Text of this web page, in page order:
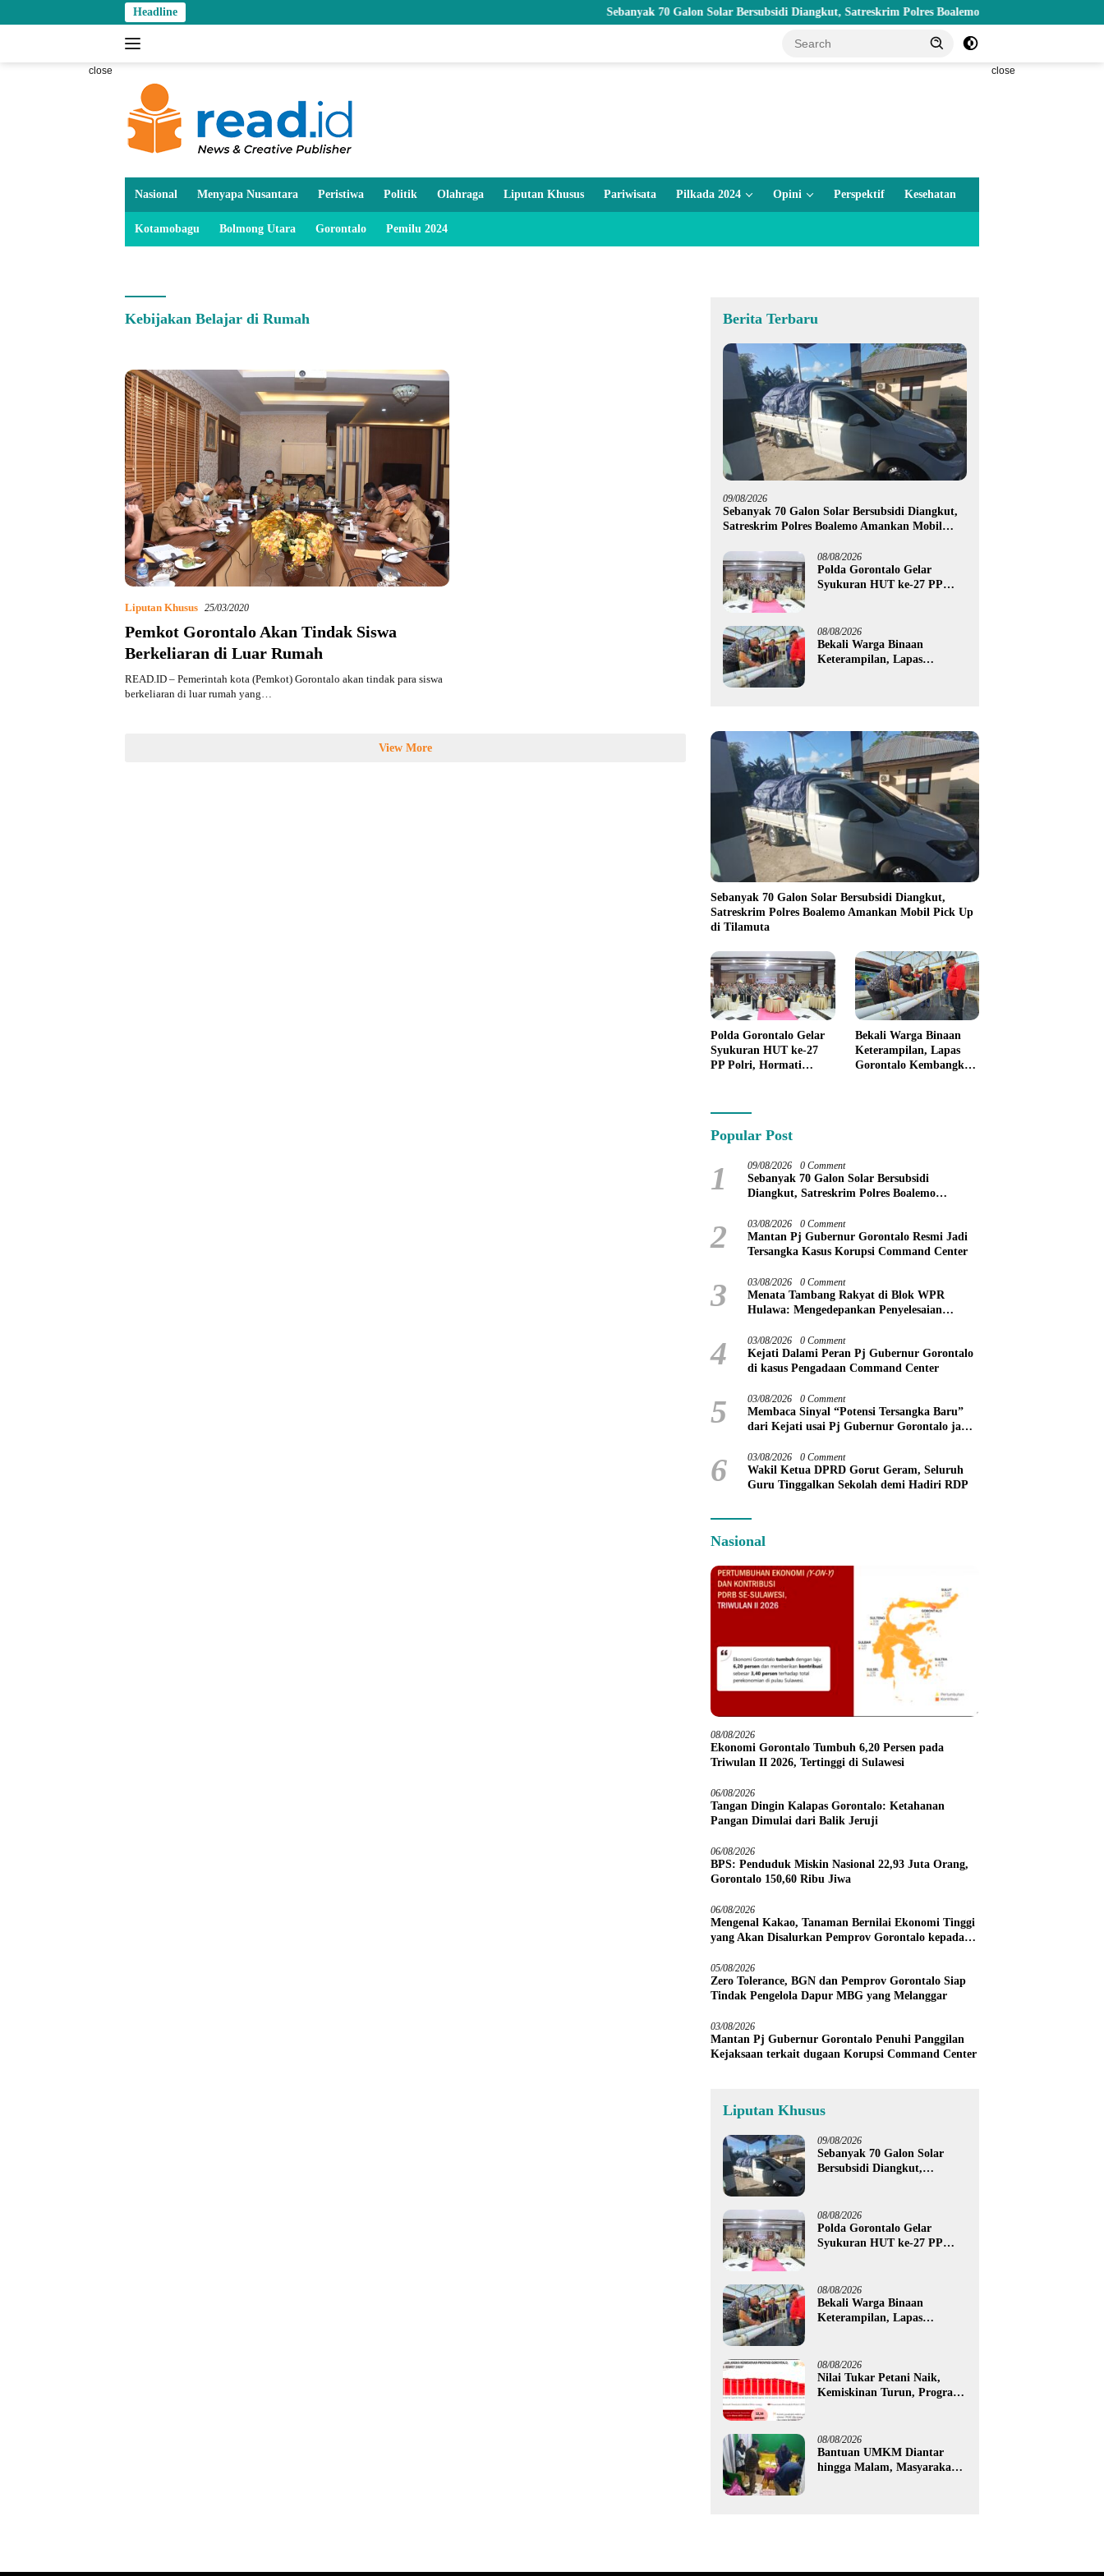
to
Headline Sebanyak 70 Galon Solar Bersubsidi Diangkut, Satreskrim Polres Boalemo Amankan Mobil Pick Up di
close close
Nasional Menyapa Nusantara Peristiwa Politik Olahraga Liputan Khusus Pariwisata Pilkada 2024 Opini Perspektif Kesehatan
Kotamobagu Bolmong Utara Gorontalo Pemilu 2024
Kebijakan Belajar di Rumah
Liputan Khusus 25/03/2020
Pemkot Gorontalo Akan Tindak Siswa
Berkeliaran di Luar Rumah
READ.ID – Pemerintah kota (Pemkot) Gorontalo akan tindak para siswa
berkeliaran di luar rumah yang…
View More
Berita Terbaru
09/08/2026
Sebanyak 70 Galon Solar Bersubsidi Diangkut,
Satreskrim Polres Boalemo Amankan Mobil
08/08/2026
Polda Gorontalo Gelar
Syukuran HUT ke-27 PP
08/08/2026
Bekali Warga Binaan
Keterampilan, Lapas
Sebanyak 70 Galon Solar Bersubsidi Diangkut,
Satreskrim Polres Boalemo Amankan Mobil Pick Up
di Tilamuta
Polda Gorontalo Gelar
Syukuran HUT ke-27
PP Polri, Hormati
Bekali Warga Binaan
Keterampilan, Lapas
Gorontalo Kembangkan
Popular Post
1 09/08/2026 0 Comment
Sebanyak 70 Galon Solar Bersubsidi
Diangkut, Satreskrim Polres Boalemo
2 03/08/2026 0 Comment
Mantan Pj Gubernur Gorontalo Resmi Jadi
Tersangka Kasus Korupsi Command Center
3 03/08/2026 0 Comment
Menata Tambang Rakyat di Blok WPR
Hulawa: Mengedepankan Penyelesaian
4 03/08/2026 0 Comment
Kejati Dalami Peran Pj Gubernur Gorontalo
di kasus Pengadaan Command Center
5 03/08/2026 0 Comment
Membaca Sinyal “Potensi Tersangka Baru”
dari Kejati usai Pj Gubernur Gorontalo jadi
6 03/08/2026 0 Comment
Wakil Ketua DPRD Gorut Geram, Seluruh
Guru Tinggalkan Sekolah demi Hadiri RDP
Nasional
08/08/2026
Ekonomi Gorontalo Tumbuh 6,20 Persen pada
Triwulan II 2026, Tertinggi di Sulawesi
06/08/2026
Tangan Dingin Kalapas Gorontalo: Ketahanan
Pangan Dimulai dari Balik Jeruji
06/08/2026
BPS: Penduduk Miskin Nasional 22,93 Juta Orang,
Gorontalo 150,60 Ribu Jiwa
06/08/2026
Mengenal Kakao, Tanaman Bernilai Ekonomi Tinggi
yang Akan Disalurkan Pemprov Gorontalo kepada
05/08/2026
Zero Tolerance, BGN dan Pemprov Gorontalo Siap
Tindak Pengelola Dapur MBG yang Melanggar
03/08/2026
Mantan Pj Gubernur Gorontalo Penuhi Panggilan
Kejaksaan terkait dugaan Korupsi Command Center
Liputan Khusus
09/08/2026
Sebanyak 70 Galon Solar
Bersubsidi Diangkut,
Tilamuta
08/08/2026
Polda Gorontalo Gelar
Syukuran HUT ke-27 PP
08/08/2026
Bekali Warga Binaan
Keterampilan, Lapas
08/08/2026
Nilai Tukar Petani Naik,
Kemiskinan Turun, Program
08/08/2026
Bantuan UMKM Diantar
hingga Malam, Masyarakat